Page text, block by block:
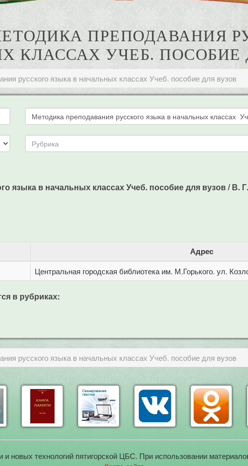
ПРЕПОДАВАНИЯ
КЛАССАХ УЧЕБ. ПОСОБИЕ
русского языка в начальных классах Учеб. пособие для вузов
языка в начальных классах Учеб. пособие для вузов /
Адрес
Центральная городская библиотека им. М.Горького. ул.
в рубриках:
русского языка в начальных классах Учеб. пособие для вузов
новых технологий пятигорской ЦБС. При использовании